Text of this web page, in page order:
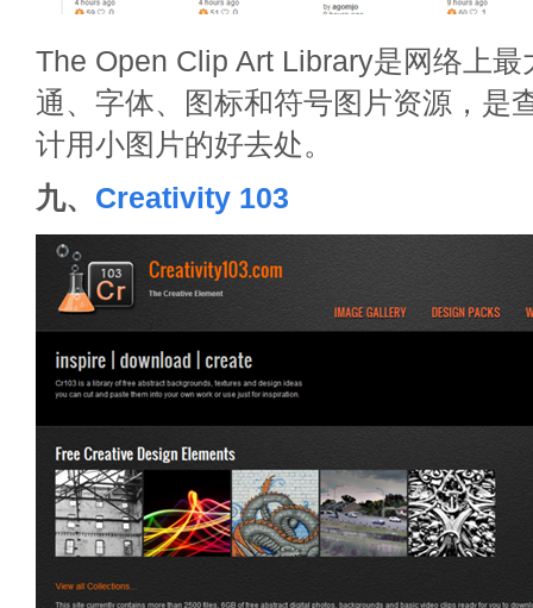
The Open Clip Art Library是网络上最
通、字体、图标和符号图片资源，是
计用小图片的好去处。
九、 Creativity 103